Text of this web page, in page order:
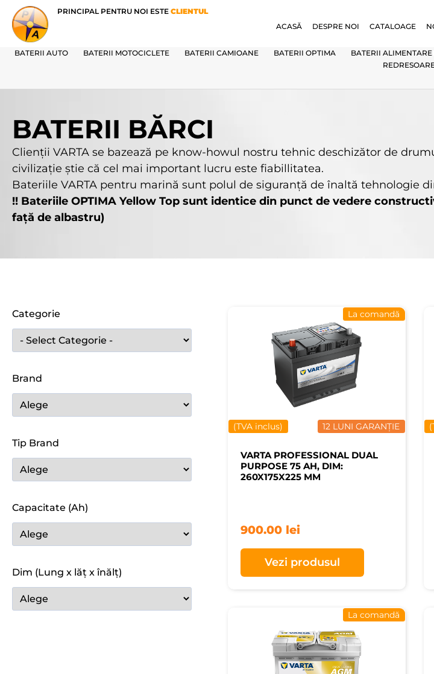
PRINCIPAL PENTRU NOI ESTE CLIENTUL
ACASĂ
DESPRE NOI CATALOAGE
BATERII AUTO BATERII MOTOCICLETE BATERII CAMIOANE BATERII OPTIMA BATERII
BATERII BĂRCI
Clienţii VARTA se bazează pe know-howul nostru tehnic deschizător de
civilizaţie ştie că cel mai important lucru este fiabillitatea.
Bateriile VARTA pentru marină sunt polul de siguranţă de înaltă tehnologie
!! Bateriile OPTIMA Yellow Top sunt identice din punct de vedere
faţă de albastru)
Categorie
Brand
Tip Brand
Capacitate (Ah)
Dim (Lung x lăț x înălț)
12 LUNI GARANȚIE
La comandă
(TVA inclus)
VARTA PROFESSIONAL DUAL
PURPOSE 75 AH, DIM:
260X175X225 MM
900.00 lei
Vezi produsul
La comandă